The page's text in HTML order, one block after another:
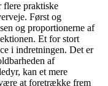
flere praktiske
Først og
og proportionerne af
Et for stort
i indretningen. Det er
af
kan et mere
at foretrække frem